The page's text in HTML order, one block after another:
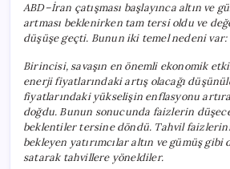
ABD–İran çatışması başlayınca altın ve
artması beklenirken tam tersi oldu ve
düşüşe geçti. Bunun iki temel nedeni var:
Birincisi, savaşın en önemli ekonomik
enerji fiyatlarındaki artış olacağı
fiyatlarındaki yükselişin enflasyonu
doğdu. Bunun sonucunda faizlerin
beklentiler tersine döndü. Tahvil
bekleyen yatırımcılar altın ve gümüş
satarak tahvillere yöneldiler.